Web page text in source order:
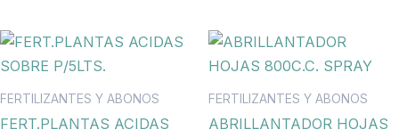
FERTILIZANTES Y ABONOS
FERT.PLANTAS ACIDAS
FERTILIZANTES Y ABONOS
ABRILLANTADOR HOJAS